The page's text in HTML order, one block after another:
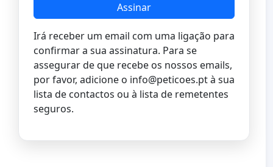
Assinar
Irá receber um email com uma ligação para
confirmar a sua assinatura. Para se
assegurar de que recebe os nossos emails,
por favor, adicione o info@peticoes.ptà sua
lista de contactos ou à lista de remetentes
seguros.